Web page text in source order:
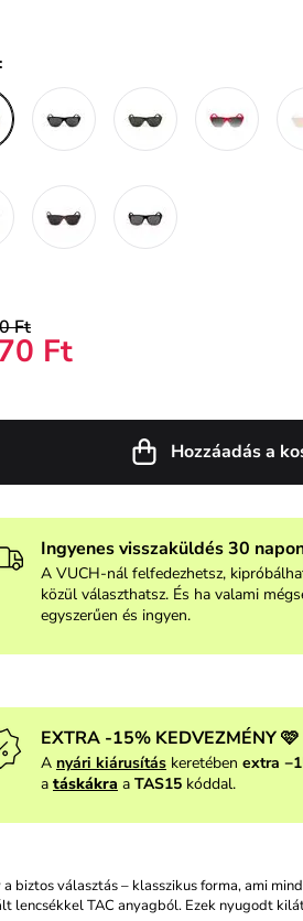
Ft
Ft
Hozzáadás a
Ingyenes visszaküldés 30
A VUCH-nál felfedezhetsz,
közül választhatsz. És ha valami
egyszerűen és ingyen.
EXTRA -15% KEDVEZMÉNY 🩷
A nyári kiárusítás keretében extra
a táskákra a TAS15kóddal.
a biztos választás – klasszikus forma, ami
lencsékkel TAC anyagból. Ezek nyugodt